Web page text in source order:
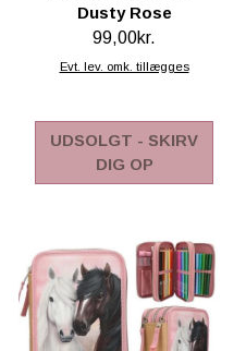
Dusty Rose
99,00kr.
Evt. lev. omk. tillægges
UDSOLGT - SKIRV
DIG OP